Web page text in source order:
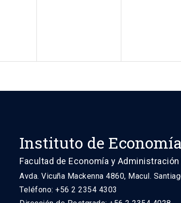
Instituto de Economía
Facultad de Economía y Administración
Avda. Vicuña Mackenna 4860, Macul.
Teléfono: +56 2 2354 4303